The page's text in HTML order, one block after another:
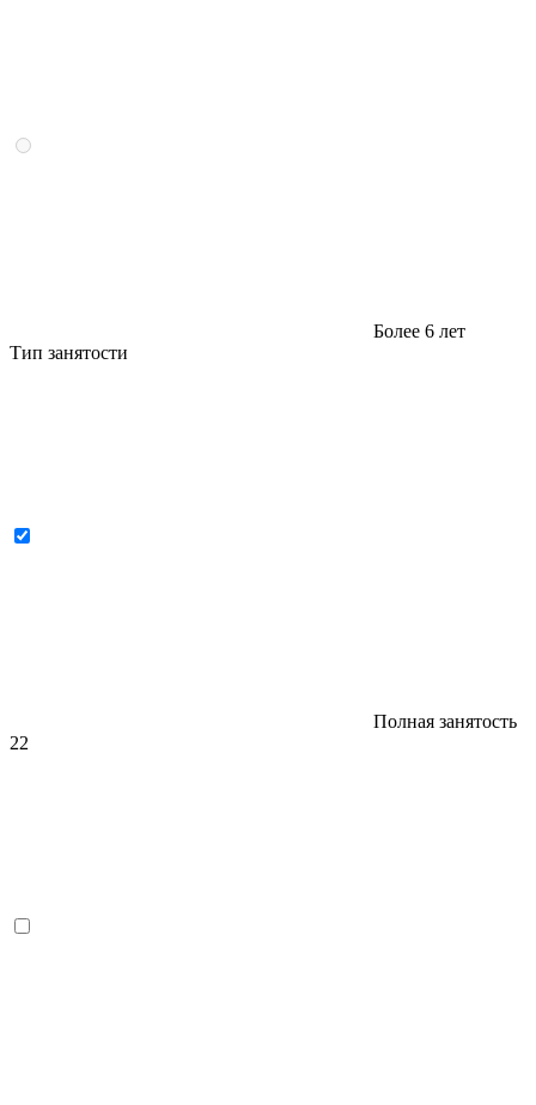
Более 6 лет
Тип занятости
Полная занятость
22